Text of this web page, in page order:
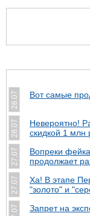
28.07 Вот самые
28.07
Невероятно!
скидкой 1 млн
27.07
Вопреки
продолжает
27.07
Ха! В этапе
"золото" и
Запрет на